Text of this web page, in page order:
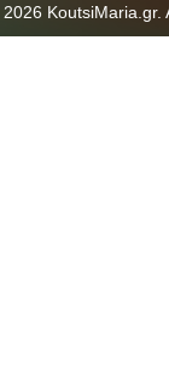
KoutsiMaria.gr.